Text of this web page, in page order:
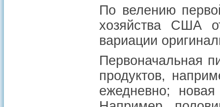
По велению
хозяйства США
вариации
Первоначальная
продуктов,
ежедневно;